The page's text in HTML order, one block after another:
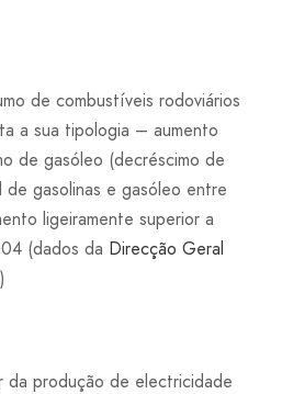
de combustíveis rodoviários
a sua tipologia – aumento
de gasóleo (decréscimo de
gasolinas e gasóleo entre
ligeiramente superior a
(dados da Direcção Geral
)
produção de electricidade